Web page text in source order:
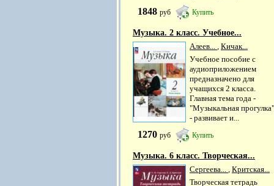
1848 руб Купить
Музыка. 2 класс. Учебное...
Алеев...
Кичак...
Учебное пособие с
аудиоприложением
предназначено для
учащихся 2 класса.
Главная тема года -
"Музыкальная прогулка"
- развивает и...
1270 руб Купить
Музыка. 6 класс. Творческая...
Сергеева... , Критская...
Творческая тетрадь